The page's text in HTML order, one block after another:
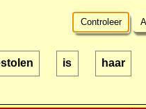
Controleer
is haar